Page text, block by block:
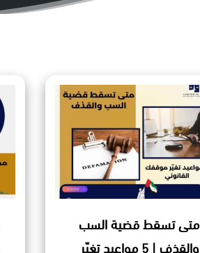
متى تسقط قضية السب
والقذف | 5 مواعيد تغيّر